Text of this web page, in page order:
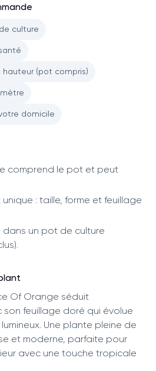
culture
(pot compris)
domicile
comprend le pot et peut
: taille, forme et feuillage
dans un pot de culture
Of Orange séduit
feuillage doré qui évolue
Une plante pleine de
et moderne, parfaite pour
avec une touche tropicale